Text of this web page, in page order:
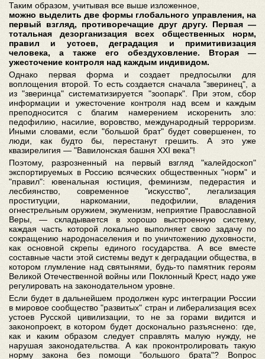
Таким образом, учитывая все выше изложенное,
можно выделить две формы глобального управления, на
первый взгляд, противоречащие друг другу. Первая —
тотальная дезорганизация всех общественных норм,
правил и устоев, деградация и примитивизация
человека, а также его обездуховление. Вторая —
ужесточение контроля над каждым индивидом.
Однако первая форма и создает предпосылки для
воплощения второй. То есть создается сначала "зверинец", а
из "зверинца" систематизируется "зоопарк". При этом, сбор
информации и ужесточение контроля над всем и каждым
преподносится с благим намерением искоренить зло:
педофилию, насилие, воровство, международный терроризм.
Иными словами, если "большой брат" будет совершенен, то
люди, как будто бы, перестанут грешить. А это уже
квазирелигия — "Вавилонская башня XXI века"!
Поэтому, разрозненный на первый взгляд "калейдоскоп"
экспортируемых в Россию всяческих общественных "норм" и
"правил": ювенальная юстиция, феминизм, педерастия и
лесбиянство, современное "искусство", легализация
проституции, наркомании, педофилии, владения
огнестрельным оружием, экуменизм, неприятие Православной
Веры, — складывается в хорошо выстроенную систему,
каждая часть которой локально выполняет свою задачу по
сокращению народонаселения и по уничтожению духовности,
как основной скрепы единого государства. А все вместе
составные части этой системы ведут к деградации общества, в
котором глумление над святынями, будь-то памятник героям
Великой Отечественной войны или Поклонный Крест, надо уже
регулировать на законодательном уровне.
Если будет в дальнейшем продолжен курс интеграции России
в мировое сообщество "развитых" стран и либерализация всех
устоев Русской цивилизации, то не за горами видится и
законопроект, в котором будет досконально разъяснено: где,
как и каким образом следует справлять малую нужду, не
нарушая законодательства. А как проконтролировать такую
норму закона без помощи "большого брата"? Вопрос